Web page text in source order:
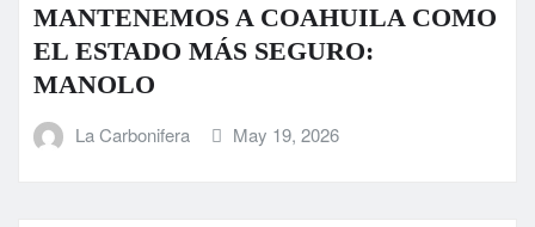
MANTENEMOS A COAHUILA COMO
EL ESTADO MÁS SEGURO:
MANOLO
La Carbonifera May 19, 2026